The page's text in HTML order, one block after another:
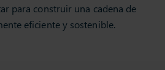
para construir una cadena de
eficiente y sostenible.